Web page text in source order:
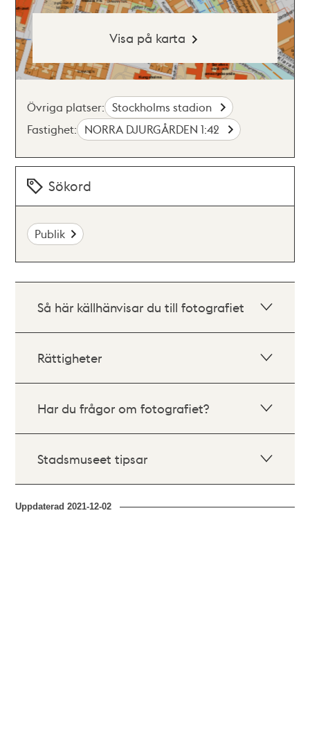
Visa på karta
Övriga platser: Stockholms stadion
Fastighet: NORRA DJURGÅRDEN 1:42
Sökord
Publik
Så här källhänvisar du till fotografiet
Rättigheter
Har du frågor om fotografiet?
Stadsmuseet tipsar
Uppdaterad2021-12-02